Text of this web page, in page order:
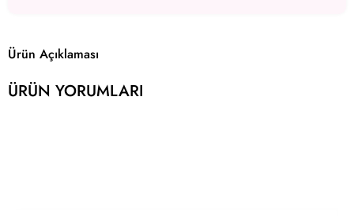
Ürün Açıklaması
ÜRÜN YORUMLARI